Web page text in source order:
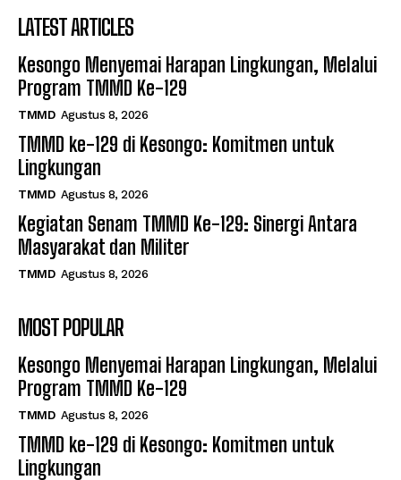
LATEST ARTICLES
Kesongo Menyemai Harapan Lingkungan, Melalui
Program TMMD Ke-129
TMMD Agustus 8, 2026
TMMD ke-129 di Kesongo: Komitmen untuk
Lingkungan
TMMD Agustus 8, 2026
Kegiatan Senam TMMD Ke-129: Sinergi Antara
Masyarakat dan Militer
TMMD Agustus 8, 2026
MOST POPULAR
Kesongo Menyemai Harapan Lingkungan, Melalui
Program TMMD Ke-129
TMMD Agustus 8, 2026
TMMD ke-129 di Kesongo: Komitmen untuk
Lingkungan